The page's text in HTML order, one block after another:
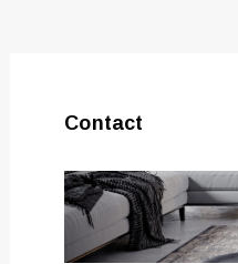
Contact